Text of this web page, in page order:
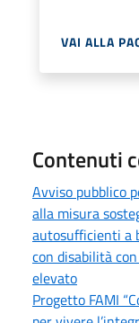
VAI ALLA
Contenuti
Avviso pubblico
alla misura
autosufficienti a
con disabilità
elevato
Progetto FAMI